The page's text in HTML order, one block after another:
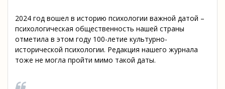
2024 год вошел в историю психологии важной датой –
психологическая общественность нашей страны
отметила в этом году 100-летие культурно-
исторической психологии. Редакция нашего журнала
тоже не могла пройти мимо такой даты.